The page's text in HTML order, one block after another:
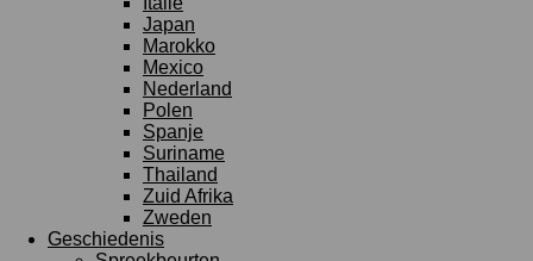
Japan
Marokko
Mexico
Nederland
Polen
Spanje
Suriname
Thailand
Zuid Afrika
Zweden
Geschiedenis